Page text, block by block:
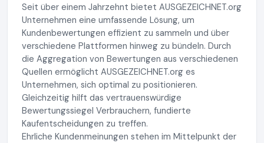
Seit über einem Jahrzehnt bietet AUSGEZEICHNET.org
Unternehmen eine umfassende Lösung, um
Kundenbewertungen effizient zu sammeln und über
verschiedene Plattformen hinweg zu bündeln. Durch
die Aggregation von Bewertungen aus verschiedenen
Quellen ermöglicht AUSGEZEICHNET.org es
Unternehmen, sich optimal zu positionieren.
Gleichzeitig hilft das vertrauenswürdige
Bewertungssiegel Verbrauchern, fundierte
Kaufentscheidungen zu treffen.
Ehrliche Kundenmeinungen stehen im Mittelpunkt der